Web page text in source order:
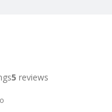
5 reviews